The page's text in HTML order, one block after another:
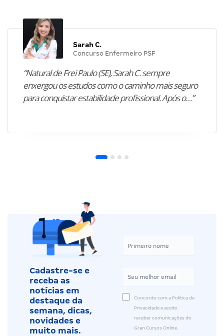
Sarah C.
Concurso Enfermeiro PSF
“Natural de Frei Paulo (SE), Sarah C. sempre
enxergou os estudos como o caminho mais seguro
para conquistar estabilidade profissional. Após o…”
Cadastre-se e
receba as
notícias em
destaque da
semana, dicas,
novidades e
muito mais.
Concordo com a Política de
Privacidade e aceito
receber comunicações do
Gran Cursos Online.